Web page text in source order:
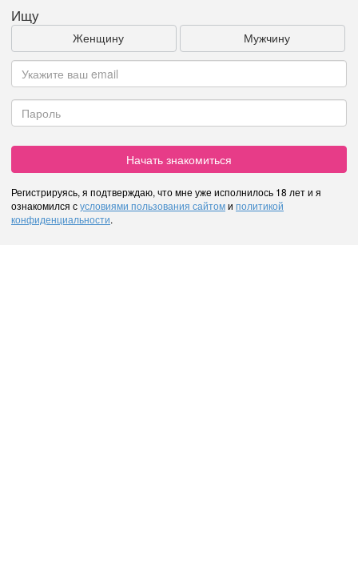
Ищу
Женщину Мужчину
Начать знакомиться
Регистрируясь, я подтверждаю, что мне уже исполнилось 18 лет и я
ознакомился сусловиями пользования сайтоми политикой
конфиденциальности.